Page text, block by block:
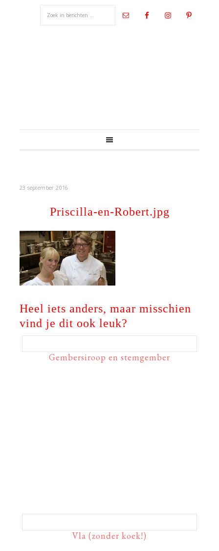
23 september 2016
Priscilla-en-Robert.jpg
Heel iets anders, maar misschien
vind je dit ook leuk?
Gembersiroop en stemgember
Vla (zonder koek!)